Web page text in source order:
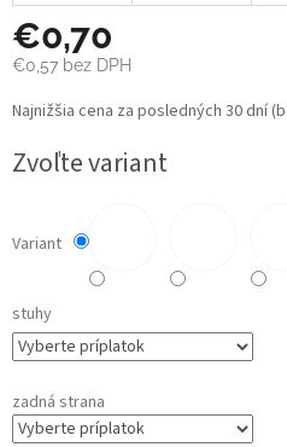
€0,70
€0,57 bez DPH
Jednotková
cena:
Najnižšia cena za posledných 30 dní
Zvoľte variant
Variant
stuhy
zadná strana